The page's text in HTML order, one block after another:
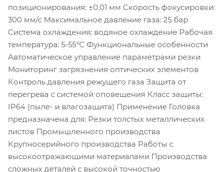
позиционирования: ±0.01 мм Скорость фокусировки:
300 мм/с Максимальное давление газа: 25 бар
Система охлаждения: водяное охлаждение Рабочая
температура: 5-55°C Функциональные особенности
Автоматическое управление параметрами резки
Мониторинг загрязнения оптических элементов
Контроль давления режущего газа Защита от
перегрева с системой оповещения Класс защиты:
IP64 (пыле- и влагозащита) Применение Головка
предназначена для: Резки толстых металлических
листов Промышленного производства
Крупносерийного производства Работы с
высокоотражающими материалами Производства
сложных деталей с высокой точностью